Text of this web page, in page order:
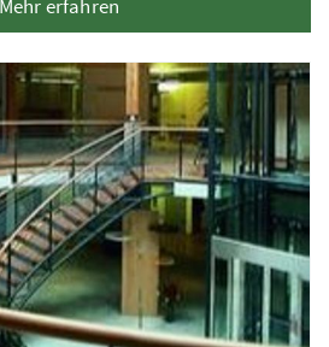
Mehr erfahren